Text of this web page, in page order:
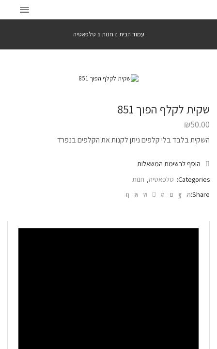
עמוד הבית חנות טלפאטיה
שקית לקלף הפוך 851
₪50.00
השקית בלבד בלי קלפים ניתן לקנות את הקלפים בנפרד
הוסף לרשימת המשאלות
Categories: טלפאטיה, חנות
Share: